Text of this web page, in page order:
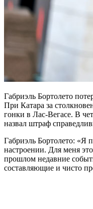
Габриэль Бортолето
При Катара за
гонки в Лас-Вегасе. В
назвал штраф
Габриэль Бортолето: «Я
настроении. Для меня
прошлом недавние
составляющие и чисто